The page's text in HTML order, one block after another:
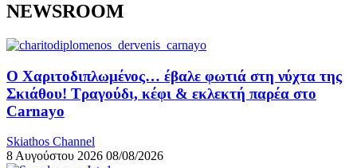
NEWSROOM
Ο Χαριτοδιπλωμένος… έβαλε φωτιά στη νύχτα της
Σκιάθου! Τραγούδι, κέφι & εκλεκτή παρέα στο
Carnayo
Skiathos Channel
8 Αυγούστου 2026 08/08/2026